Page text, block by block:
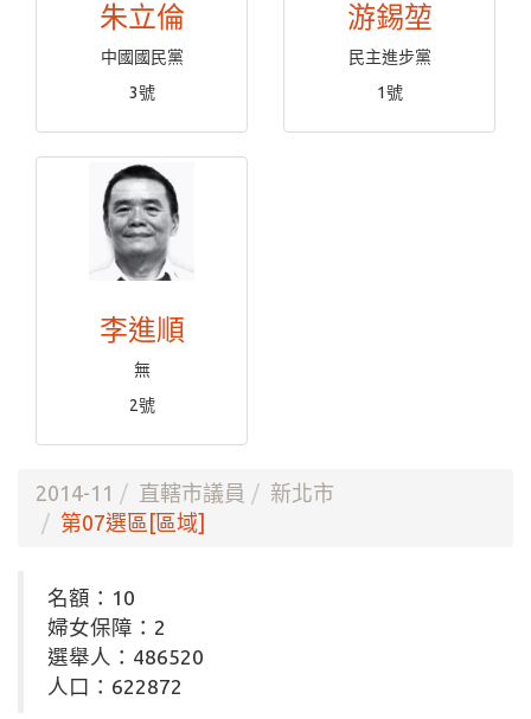
朱立倫
中國國民黨
3號
游錫堃
民主進步黨
1號
李進順
無
2號
2014-11 直轄市議員
新北市
第07選區[區域]
名額：10
婦女保障：2
選舉人：486520
人口：622872